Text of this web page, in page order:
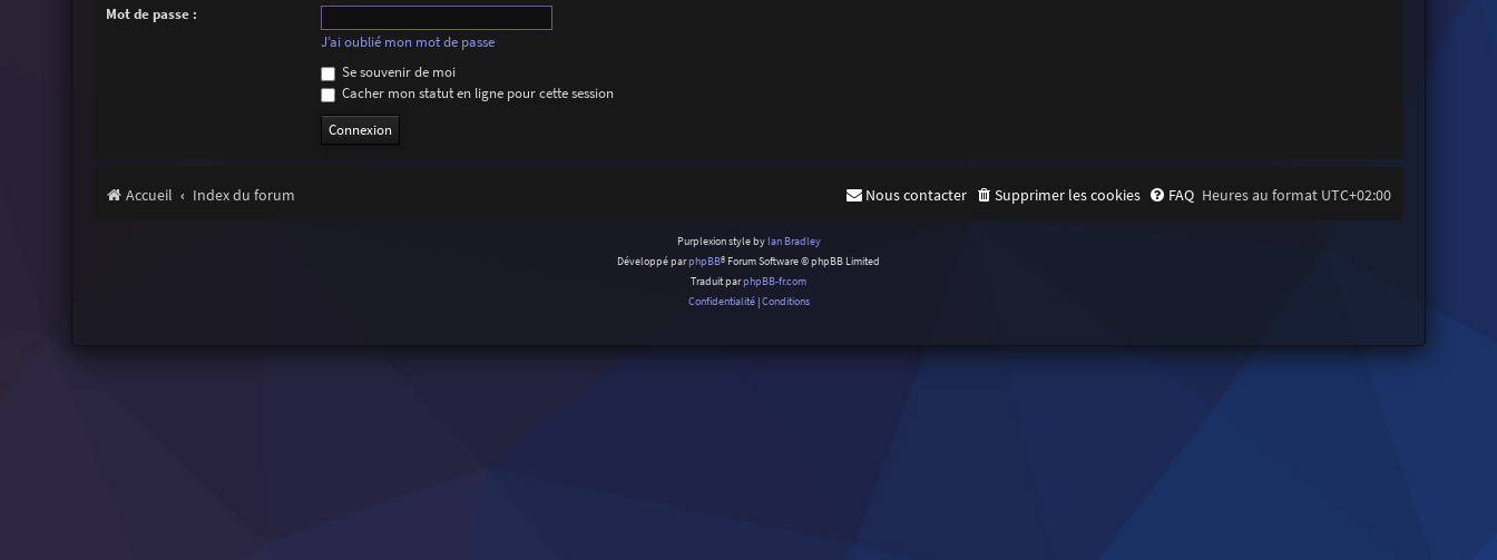
Mot de passe :
J’ai oublié mon mot de passe
Se souvenir de moi
Cacher mon statut en ligne pour cette session
Accueil Index du forum Heures au format UTC+02:00
FAQ
Supprimer les cookies
Nous contacter
Purplexion style by Ian Bradley
Développé parphpBB® Forum Software © phpBB Limited
Traduit parphpBB-fr.com
Confidentialité|Conditions